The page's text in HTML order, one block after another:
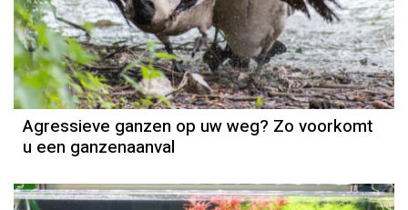
Agressieve ganzen op uw weg? Zo voorkomt
u een ganzenaanval